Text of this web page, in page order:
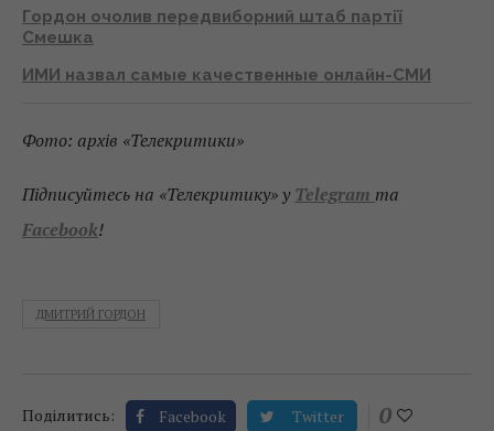
Гордон очолив передвиборний штаб партії
Смешка
ИМИ назвал самые качественные онлайн-СМИ
Фото: архів «Телекритики»
Підписуйтесь на «Телекритику» у Telegram та
Facebook!
ДМИТРИЙ ГОРДОН
Поділитись: Facebook Twitter 0